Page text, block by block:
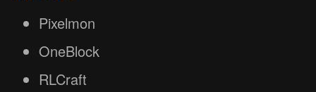
Pixelmon
OneBlock
RLCraft